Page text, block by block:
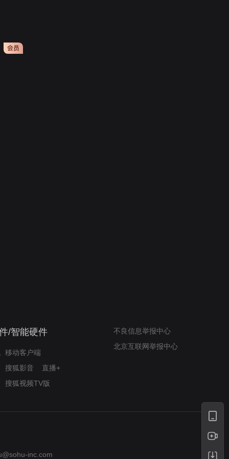
/智能硬件
移动客户端
搜狐影音
直播+
搜狐视频TV版
不良信息举报中心
北京互联网举报中心
inc.com